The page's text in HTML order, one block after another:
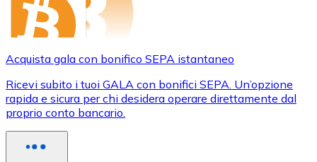
Acquista gala con bonifico SEPA istantaneo
Ricevi subito i tuoi GALA con bonifici SEPA. Un’opzione
rapida e sicura per chi desidera operare direttamente dal
proprio conto bancario.